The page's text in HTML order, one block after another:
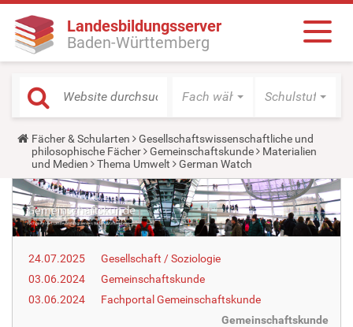
Landesbildungsserver
Baden-Württemberg
Fach wählen Schulstufe
Y
o
u
a
r
e
h
e
r
:
Fächer & Schularten
Gesellschaftswissenschaftliche und
philosophische Fächer
Gemeinschaftskunde
Materialien
und Medien
Thema Umwelt German Watch
24.07.2025
Gesellschaft / Soziologie
03.06.2024
Gemeinschaftskunde
03.06.2024
Fachportal Gemeinschaftskunde
Gemeinschaftskunde